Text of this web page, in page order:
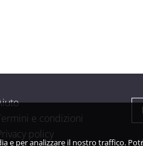
e condizioni
policy
e per analizzare il nostro traffico.